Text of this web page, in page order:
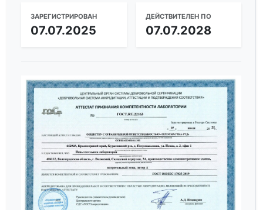
ЗАРЕГИСТРИРОВАН
07.07.2025
ДЕЙСТВИТЕЛЕН ПО
07.07.2028